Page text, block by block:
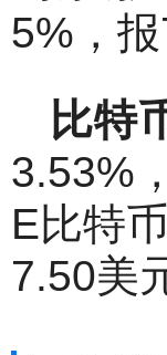
5%，
比特
3.53%
E比特
7.50美